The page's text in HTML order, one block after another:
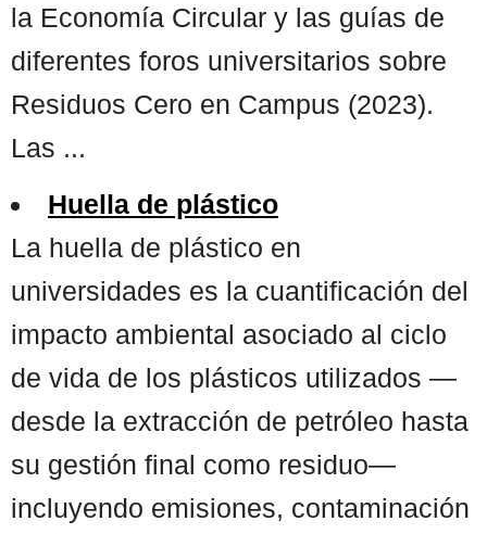
la Economía Circular y las guías de
diferentes foros universitarios sobre
Residuos Cero en Campus (2023).
Las ...
Huella de plástico
La huella de plástico en
universidades es la cuantificación del
impacto ambiental asociado al ciclo
de vida de los plásticos utilizados —
desde la extracción de petróleo hasta
su gestión final como residuo—
incluyendo emisiones, contaminación